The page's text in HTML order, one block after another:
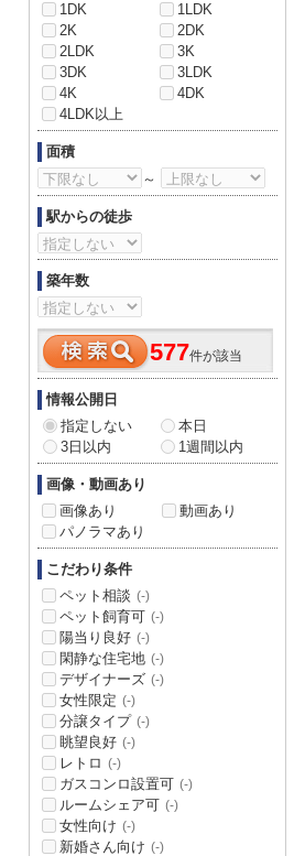
1DK
1LDK
2K
2DK
2LDK
3K
3DK
3LDK
4K
4DK
4LDK以上
面積
～
駅からの徒歩
築年数
577件が該当
情報公開日
指定しない
本日
3日以内
1週間以内
画像・動画あり
画像あり
動画あり
パノラマあり
こだわり条件
ペット相談 (-)
ペット飼育可 (-)
陽当り良好 (-)
閑静な住宅地 (-)
デザイナーズ (-)
女性限定 (-)
分譲タイプ (-)
眺望良好 (-)
レトロ (-)
ガスコンロ設置可 (-)
ルームシェア可 (-)
女性向け (-)
新婚さん向け (-)